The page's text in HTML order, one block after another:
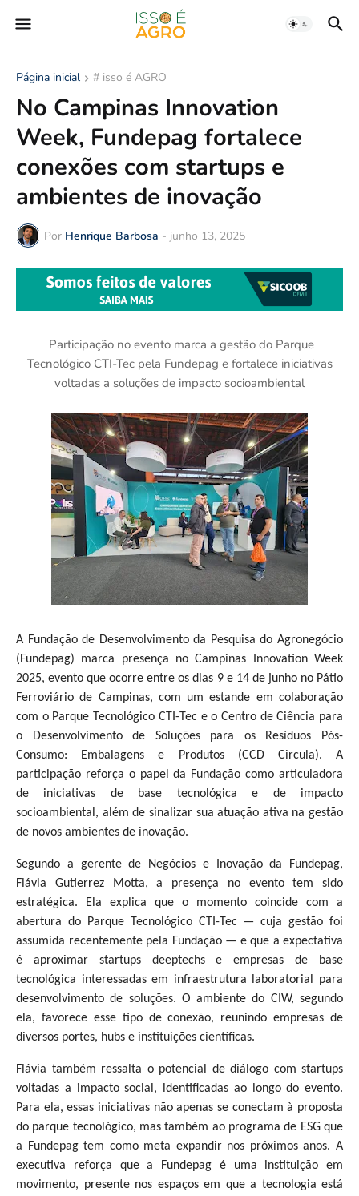
Página inicial # isso é AGRO
No Campinas Innovation
Week, Fundepag fortalece
conexões com startups e
ambientes de inovação
Por Henrique Barbosa - junho 13, 2025
Participação no evento marca a gestão do Parque
Tecnológico CTI-Tec pela Fundepag e fortalece iniciativas
voltadas a soluções de impacto socioambiental
A Fundação de Desenvolvimento da Pesquisa do Agronegócio
(Fundepag) marca presença no Campinas Innovation Week
2025, evento que ocorre entre os dias 9 e 14 de junho no Pátio
Ferroviário de Campinas, com um estande em colaboração
com o Parque Tecnológico CTI-Tec e o Centro de Ciência para
o Desenvolvimento de Soluções para os Resíduos Pós-
Consumo: Embalagens e Produtos (CCD Circula). A
participação reforça o papel da Fundação como articuladora
de iniciativas de base tecnológica e de impacto
socioambiental, além de sinalizar sua atuação ativa na gestão
de novos ambientes de inovação.
Segundo a gerente de Negócios e Inovação da Fundepag,
Flávia Gutierrez Motta, a presença no evento tem sido
estratégica. Ela explica que o momento coincide com a
abertura do Parque Tecnológico CTI-Tec — cuja gestão foi
assumida recentemente pela Fundação — e que a expectativa
é aproximar startups deeptechs e empresas de base
tecnológica interessadas em infraestrutura laboratorial para
desenvolvimento de soluções. O ambiente do CIW, segundo
ela, favorece esse tipo de conexão, reunindo empresas de
diversos portes, hubs e instituições científicas.
Flávia também ressalta o potencial de diálogo com startups
voltadas a impacto social, identificadas ao longo do evento.
Para ela, essas iniciativas não apenas se conectam à proposta
do parque tecnológico, mas também ao programa de ESG que
a Fundepag tem como meta expandir nos próximos anos. A
executiva reforça que a Fundepag é uma instituição em
movimento, presente nos espaços em que a tecnologia está